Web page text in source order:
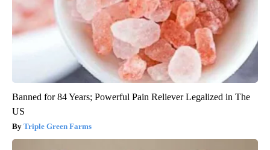
Banned for 84 Years; Powerful Pain Reliever Legalized in The
US
Triple Green Farms